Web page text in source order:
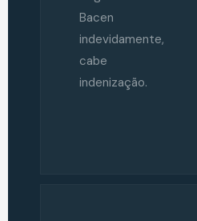
Bacen
indevidamente,
cabe
indenização.